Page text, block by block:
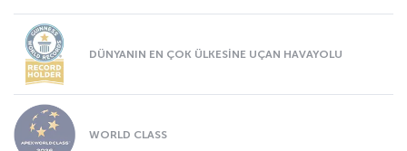
DÜNYANIN EN ÇOK ÜLKESİNE UÇAN HAVAYOLU
WORLD CLASS